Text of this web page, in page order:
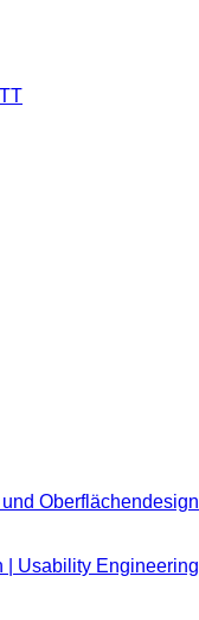
Oberflächendesign
| Usability Engineering